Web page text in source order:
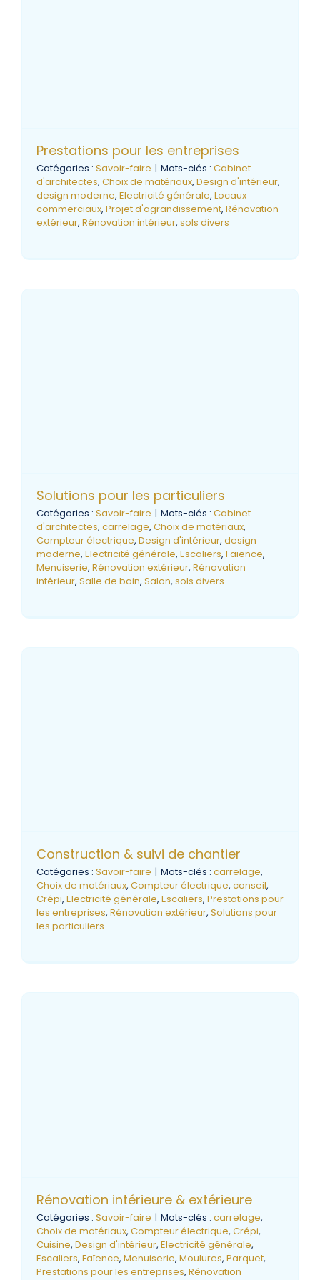
Prestations pour les entreprises
Catégories : Savoir-faire | Mots-clés : Cabinet
d'architectes, Choix de matériaux, Design d'intérieur,
design moderne, Electricité générale, Locaux
commerciaux, Projet d'agrandissement, Rénovation
extérieur, Rénovation intérieur, sols divers
Solutions pour les particuliers
Catégories : Savoir-faire | Mots-clés : Cabinet
d'architectes, carrelage, Choix de matériaux,
Compteur électrique, Design d'intérieur, design
moderne, Electricité générale, Escaliers, Faïence,
Menuiserie, Rénovation extérieur, Rénovation
intérieur, Salle de bain, Salon, sols divers
Construction & suivi de chantier
Catégories : Savoir-faire | Mots-clés : carrelage,
Choix de matériaux, Compteur électrique, conseil,
Crépi, Electricité générale, Escaliers, Prestations pour
les entreprises, Rénovation extérieur, Solutions pour
les particuliers
Rénovation intérieure & extérieure
Catégories : Savoir-faire | Mots-clés : carrelage,
Choix de matériaux, Compteur électrique, Crépi,
Cuisine, Design d'intérieur, Electricité générale,
Escaliers, Faïence, Menuiserie, Moulures, Parquet,
Prestations pour les entreprises, Rénovation